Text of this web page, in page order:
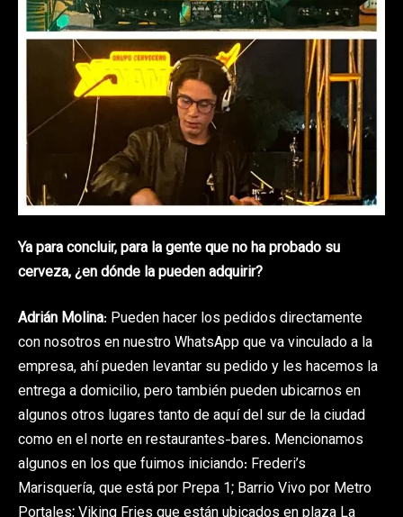
Ya para concluir, para la gente que no ha probado su
cerveza, ¿en dónde la pueden adquirir?
Adrián Molina: Pueden hacer los pedidos directamente
con nosotros en nuestro WhatsApp que va vinculado a la
empresa, ahí pueden levantar su pedido y les hacemos la
entrega a domicilio, pero también pueden ubicarnos en
algunos otros lugares tanto de aquí del sur de la ciudad
como en el norte en restaurantes-bares. Mencionamos
algunos en los que fuimos iniciando: Frederi’s
Marisquería, que está por Prepa 1; Barrio Vivo por Metro